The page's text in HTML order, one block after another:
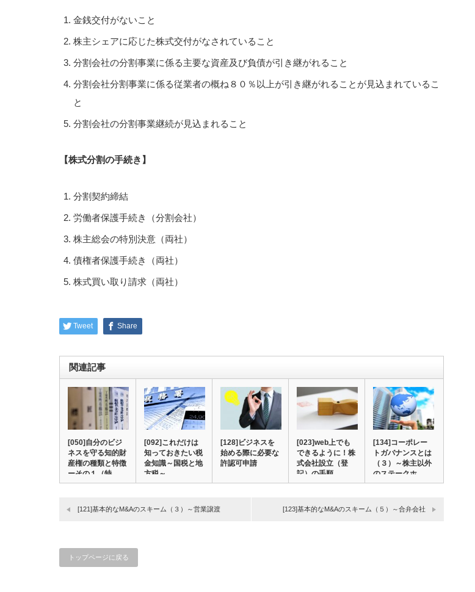
金銭交付がないこと
株主シェアに応じた株式交付がなされていること
分割会社の分割事業に係る主要な資産及び負債が引き継がれること
分割会社分割事業に係る従業者の概ね８０％以上が引き継がれることが見込まれているこ
と
分割会社の分割事業継続が見込まれること
【株式分割の手続き】
分割契約締結
労働者保護手続き（分割会社）
株主総会の特別決意（両社）
債権者保護手続き（両社）
株式買い取り請求（両社）
Tweet Share
関連記事
[050]自分のビジ
ネスを守る知的財
産権の種類と特徴
ーその１（特…
[092]これだけは
知っておきたい税
金知識～国税と地
方税～
[128]ビジネスを
始める際に必要な
許認可申請
[023]web上でも
できるように！株
式会社設立（登
記）の手順
[134]コーポレー
トガバナンスとは
（３）～株主以外
のステークホ…
[121]基本的なM&Aのスキーム（３）～営業譲渡 [123]基本的なM&Aのスキーム（５）～合弁会社
トップページに戻る